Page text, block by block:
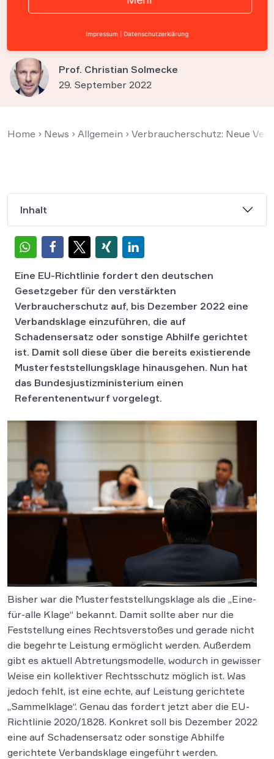
Rechte der Verbraucher
Prof. Christian Solmecke
29. September 2022
Home › News › Allgemein › Verbraucherschutz: Neue
Inhalt
Eine EU-Richtlinie fordert den deutschen
Gesetzgeber für den verstärkten
Verbraucherschutz auf, bis Dezember 2022 eine
Verbandsklage einzuführen, die auf
Schadensersatz oder sonstige Abhilfe gerichtet
ist. Damit soll diese über die bereits existierende
Musterfeststellungsklage hinausgehen. Nun hat
das Bundesjustizministerium einen
Referentenentwurf vorgelegt.
Bisher war die Musterfeststellungsklage als die „Eine-
für-alle Klage“ bekannt. Damit sollte aber nur die
Feststellung eines Rechtsverstoßes und gerade nicht
die begehrte Leistung ermöglicht werden. Außerdem
gibt es aktuell Abtretungsmodelle, wodurch in gewisser
Weise ein kollektiver Rechtsschutz möglich ist. Was
jedoch fehlt, ist eine echte, auf Leistung gerichtete
„Sammelklage“. Genau das fordert jetzt aber die EU-
Richtlinie 2020/1828. Konkret soll bis Dezember 2022
eine auf Schadensersatz oder sonstige Abhilfe
gerichtete Verbandsklage eingeführt werden.
Impressum Datenschutzerklärung